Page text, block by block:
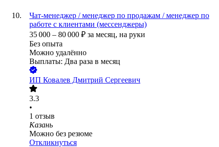
Чат-менеджер / менеджер по продажам / менеджер по
работе с клиентами (мессенджеры)
35 000 – 80 000 ₽ за месяц, на руки
Без опыта
Можно удалённо
Выплаты: Два раза в месяц
ИП Ковалев Дмитрий Сергеевич
3.3
•
1 отзыв
Казань
Можно без резюме
Откликнуться